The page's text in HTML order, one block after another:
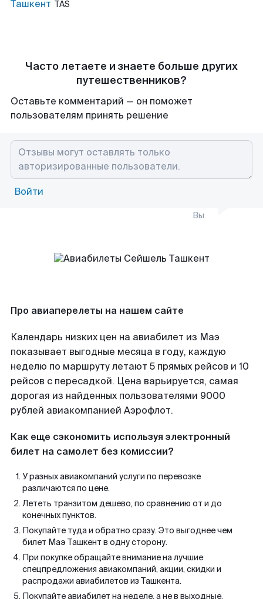
Ташкент TAS
Часто летаете и знаете больше других
путешественников?
Оставьте комментарий — он поможет
пользователям принять решение
Войти
Вы
Про авиаперелеты на нашем сайте
Календарь низких цен на авиабилет из Маэ
показывает выгодные месяца в году, каждую
неделю по маршруту летают 5 прямых рейсов и 10
рейсов с пересадкой. Цена варьируется, самая
дорогая из найденных пользователями 9000
рублей авиакомпанией Аэрофлот.
Как еще сэкономить используя электронный
билет на самолет без комиссии?
У разных авиакомпаний услуги по перевозке
различаются по цене.
Лететь транзитом дешево, по сравнению от и до
конечных пунктов.
Покупайте туда и обратно сразу. Это выгоднее чем
билет Маэ Ташкент в одну сторону.
При покупке обращайте внимание на лучшие
спецпредложения авиакомпаний, акции, скидки и
распродажи авиабилетов из Ташкента.
Покупайте авиабилет на неделе, а не в выходные.